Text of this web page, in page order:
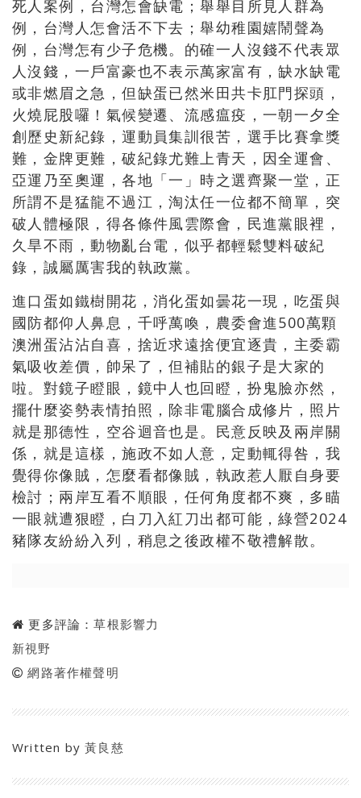
死人案例，台灣怎會缺電；舉舉目所見人群為
例，台灣人怎會活不下去；舉幼稚園嬉鬧聲為
例，台灣怎有少子危機。的確一人沒錢不代表眾
人沒錢，一戶富豪也不表示萬家富有，缺水缺電
或非燃眉之急，但缺蛋已然米田共卡肛門探頭，
火燒屁股囉！氣候變遷、流感瘟疫，一朝一夕全
創歷史新紀錄，運動員集訓很苦，選手比賽拿獎
難，金牌更難，破紀錄尤難上青天，因全運會、
亞運乃至奧運，各地「一」時之選齊聚一堂，正
所謂不是猛龍不過江，淘汰任一位都不簡單，突
破人體極限，得各條件風雲際會，民進黨眼裡，
久旱不雨，動物亂台電，似乎都輕鬆雙料破紀
錄，誠屬厲害我的執政黨。
進口蛋如鐵樹開花，消化蛋如曇花一現，吃蛋與
國防都仰人鼻息，千呼萬喚，農委會進500萬顆
澳洲蛋沾沾自喜，捨近求遠捨便宜逐貴，主委霸
氣吸收差價，帥呆了，但補貼的銀子是大家的
啦。對鏡子瞪眼，鏡中人也回瞪，扮鬼臉亦然，
擺什麼姿勢表情拍照，除非電腦合成修片，照片
就是那德性，空谷迴音也是。民意反映及兩岸關
係，就是這樣，施政不如人意，定動輒得咎，我
覺得你像賊，怎麼看都像賊，執政惹人厭自身要
檢討；兩岸互看不順眼，任何角度都不爽，多瞄
一眼就遭狠瞪，白刀入紅刀出都可能，綠營2024
豬隊友紛紛入列，稍息之後政權不敬禮解散。
更多評論：草根影響力
新視野
網路著作權聲明
Written by黃良慈